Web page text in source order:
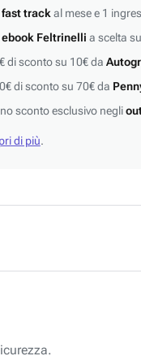
fast track al mese e 1
ebook Feltrinelli a scelta
di sconto su 10€ da
di sconto su 70€ da
sconto esclusivo negli
di più.